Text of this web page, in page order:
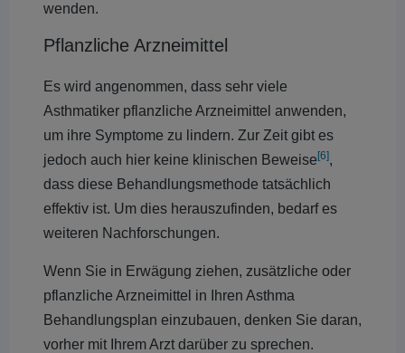
wenden.
Pflanzliche Arzneimittel
Es wird angenommen, dass sehr viele
Asthmatiker pflanzliche Arzneimittel anwenden,
um ihre Symptome zu lindern. Zur Zeit gibt es
jedoch auch hier keine klinischen Beweise [6],
dass diese Behandlungsmethode tatsächlich
effektiv ist. Um dies herauszufinden, bedarf es
weiteren Nachforschungen.
Wenn Sie in Erwägung ziehen, zusätzliche oder
pflanzliche Arzneimittel in Ihren Asthma
Behandlungsplan einzubauen, denken Sie daran,
vorher mit Ihrem Arzt darüber zu sprechen.